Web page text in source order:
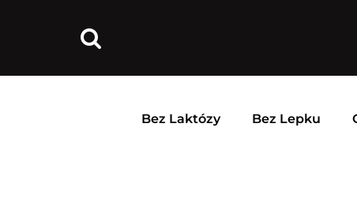
Bez Laktózy Bez Lepku